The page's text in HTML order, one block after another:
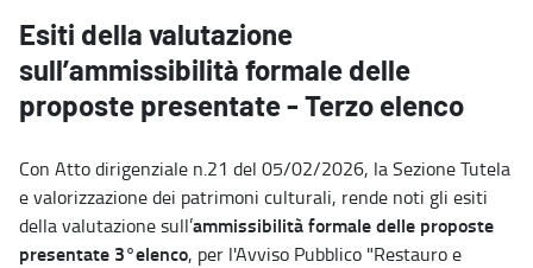
Esiti della valutazione
sull’ammissibilità formale delle
proposte presentate - Terzo elenco
Con Atto dirigenziale n.21 del 05/02/2026, la Sezione Tutela
e valorizzazione dei patrimoni culturali, rende noti gli esiti
della valutazione sull’ammissibilità formale delle proposte
presentate 3°elenco, per l'Avviso Pubblico "Restauro e